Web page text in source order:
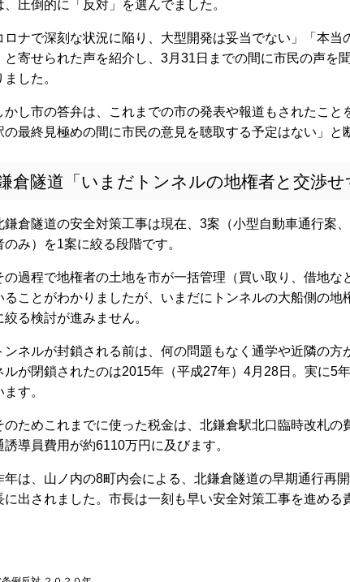
、圧倒的に「反対」を選んでました。
ロナで深刻な状況に陥り、大型開発は妥当でない」「本当
と寄せられた声を紹介し、3月31日までの間に市民の声を
ました。
し市の答弁は、これまでの市の発表や報道もされたこと
の最終見極めの間に市民の意見を聴取する予定はない」と
倉隧道「いまだトンネルの地権者と交渉せ
倉隧道の安全対策工事は現在、3案（小型自動車通行案
のみ）を1案に絞る段階です。
過程で地権者の土地を市が一括管理（買い取り、借地な
ることがわかりましたが、いまだにトンネルの大船側の地
絞る検討が進みません。
ネルが封鎖される前は、何の問題もなく通学や近隣の方
ルが閉鎖されたのは2015年（平成27年）4月28日。実に5
す。
ためこれまでに使った税金は、北鎌倉駅北口臨時改札の
誘導員費用が約6110万円に及びます。
は、山ノ内の8町内会による、北鎌倉隧道の早期通行再
に出されました。市長は一刻も早い安全対策工事を進める